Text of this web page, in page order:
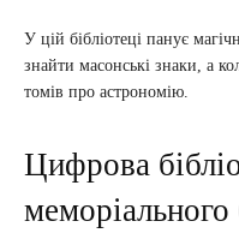
У цій бібліотеці панує
знайти масонські знаки, а
томів про астрономію.
Цифрова